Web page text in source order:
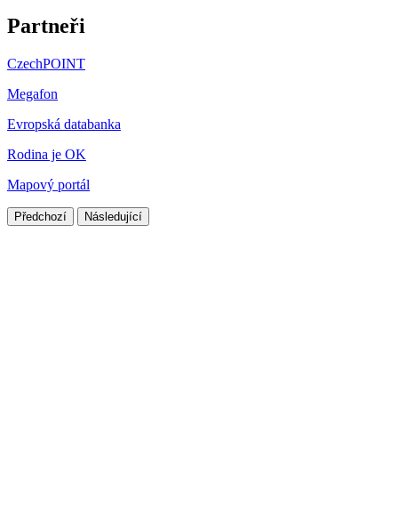
Partneři
CzechPOINT
Megafon
Evropská databanka
Rodina je OK
Mapový portál
Předchozí Následující